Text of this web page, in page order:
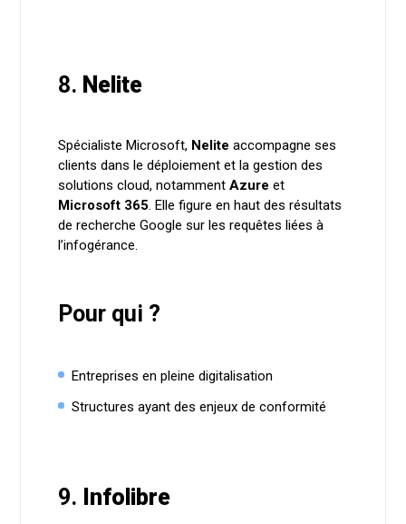
8. Nelite
Spécialiste Microsoft, Nelite accompagne ses
clients dans le déploiement et la gestion des
solutions cloud, notamment Azure et
Microsoft 365. Elle figure en haut des résultats
de recherche Google sur les requêtes liées à
l’infogérance.
Pour qui ?
Entreprises en pleine digitalisation
Structures ayant des enjeux de conformité
9. Infolibre